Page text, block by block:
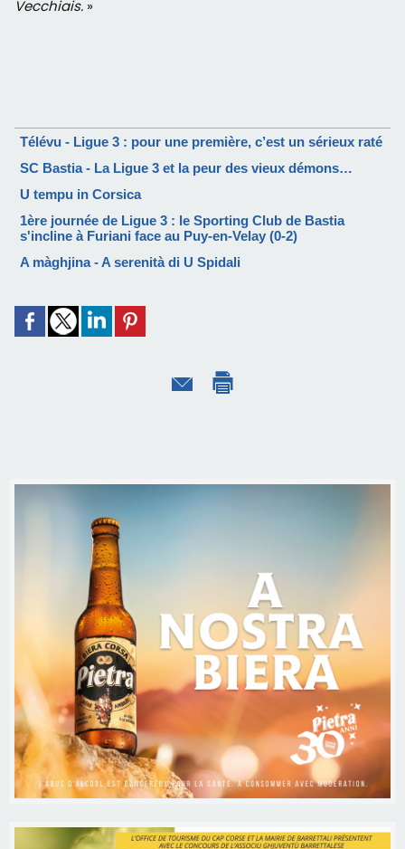
Vecchiais. »
Télévu - Ligue 3 : pour une première, c’est un sérieux raté
SC Bastia - La Ligue 3 et la peur des vieux démons…
U tempu in Corsica
1ère journée de Ligue 3 : le Sporting Club de Bastia
s'incline à Furiani face au Puy-en-Velay (0-2)
A màghjina - A serenità di U Spidali